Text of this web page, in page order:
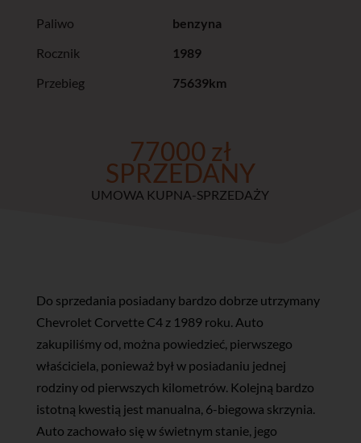
Paliwo
benzyna
Rocznik
1989
Przebieg
75639km
77000 zł
SPRZEDANY
UMOWA KUPNA-SPRZEDAŻY
Do sprzedania posiadany bardzo dobrze utrzymany
Chevrolet Corvette C4 z 1989 roku. Auto
zakupiliśmy od, można powiedzieć, pierwszego
właściciela, ponieważ był w posiadaniu jednej
rodziny od pierwszych kilometrów. Kolejną bardzo
istotną kwestią jest manualna, 6-biegowa skrzynia.
Auto zachowało się w świetnym stanie, jego